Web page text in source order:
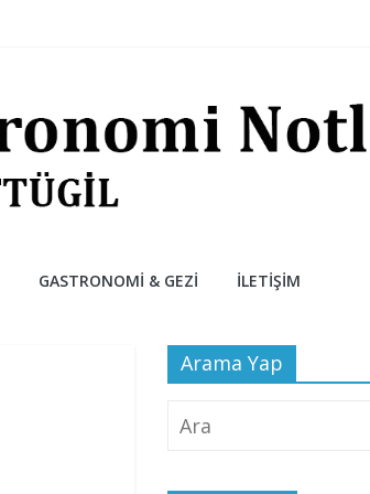
GASTRONOMI & GEZI İLETIŞIM
Arama Yap